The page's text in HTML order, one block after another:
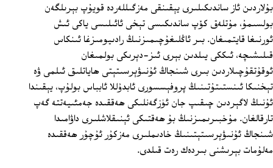
بۇلاردىن ئاز ساندىكىلىرى يېقىنقى مەزگىللەردە قويۇپ بېرىلگەن
بولسىمۇ، مۇتلەق كۆپ ساندىكىسى تېخى ئائىلىسى ياكى ئىش
ئورنىغا قايتمىغان. بىر ئاڭلىغۇچىمىزنىڭ رادىيومىزغا ئىنكاس
قىلىشىچە، ئىككى يىلدىن بېرى ئىز-دېرىكى بولمىغان
ئوقۇتقۇچىلاردىن بىرى شىنجاڭ ئۇنىۋېرسىتېتى ھاياتلىق ئىلمى ۋە
تېخنىكا ئىنستىتۇتىنىڭ پروفېسسورى ئابدۇللا ئابباس بولۇپ، يېقىندا
ئۇنىڭ لاگېردىن چىقىپ جان ئۈزگەنلىكى ھەققىدە جەمئىيەتتە گەپ
تارقالغان. مۇخبىرىمىزنىڭ بۇ ھەقتىكى ئېنىقلاشلىرى داۋامىدا
شىنجاڭ ئۇنىۋېرسىتېتىنىڭ خادىملىرى مەزكۇر ئۇچۇر ھەققىدە
مەلۇمات بېرىشنى بىردەك رەت قىلدى.